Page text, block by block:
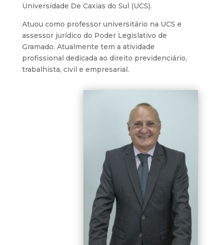
Universidade De Caxias do Sul (UCS).
Atuou como professor universitário na UCS e
assessor jurídico do Poder Legislativo de
Gramado. Atualmente tem a atividade
profissional dedicada ao direito previdenciário,
trabalhista, civil e empresarial.